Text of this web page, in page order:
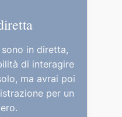
in diretta,
di interagire
ma avrai poi
per un